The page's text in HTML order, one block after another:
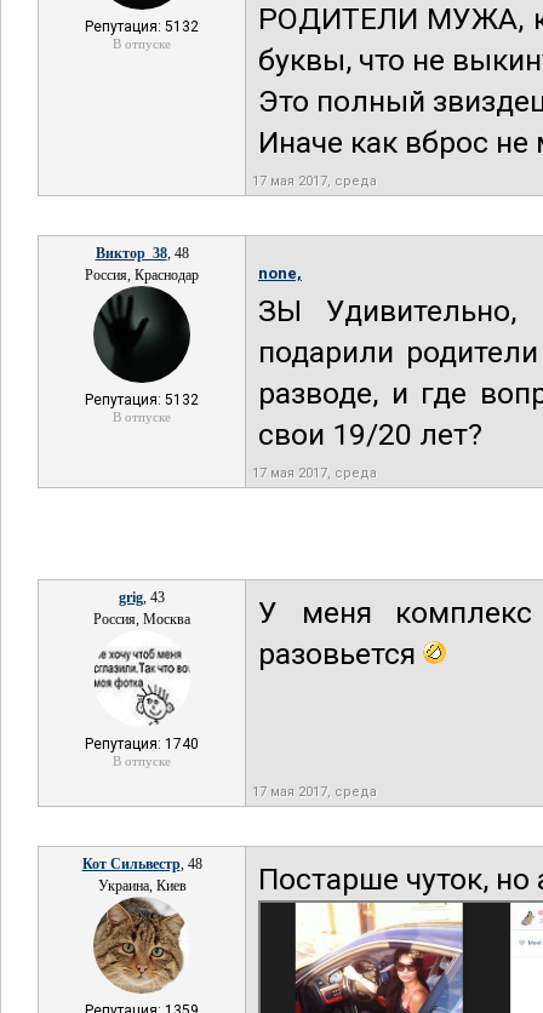
Репутация: 5132
В отпуске
РОДИТЕЛИ МУЖА,
буквы, что не
Это полный
Иначе как вброс не
17 мая 2017, среда
Виктор_38, 48
Россия, Краснодар
Репутация: 5132
В отпуске
none,
ЗЫ Удивительно,
подарили
разводе, и где
свои 19/20 лет?
17 мая 2017, среда
grig, 43
Россия, Москва
Репутация: 1740
В отпуске
У меня комплекс
разовьется
17 мая 2017, среда
Кот Сильвестр, 48
Украина, Киев
Постарше чуток, но